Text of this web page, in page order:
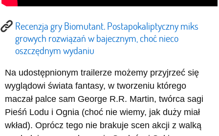
Recenzja gry Biomutant. Postapokaliptyczny miks
growych rozwiązań w bajecznym, choć nieco
oszczędnym wydaniu
Na udostępnionym trailerze możemy przyjrzeć się
wyglądowi świata fantasy, w tworzeniu którego
maczał palce sam George R.R. Martin, twórca sagi
Pieśń Lodu i Ognia (choć nie wiemy, jak duży miał
wkład). Oprócz tego nie brakuje scen akcji z walką